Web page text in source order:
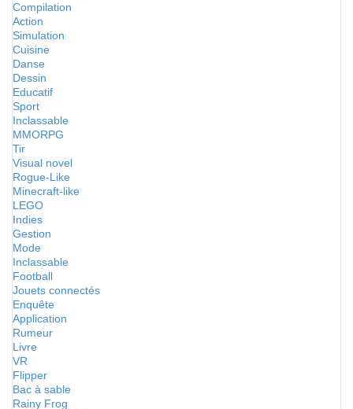
Compilation
Action
Simulation
Cuisine
Danse
Dessin
Educatif
Sport
Inclassable
MMORPG
Tir
Visual novel
Rogue-Like
Minecraft-like
LEGO
Indies
Gestion
Mode
Inclassable
Football
Jouets connectés
Enquête
Application
Rumeur
Livre
VR
Flipper
Bac à sable
Rainy Frog